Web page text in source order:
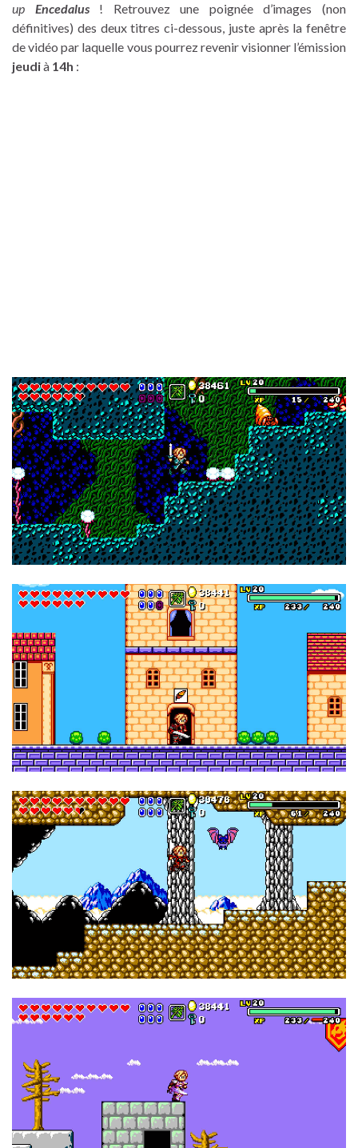
up Encedalus! Retrouvez une poignée d’images (non
définitives) des deux titres ci-dessous, juste après la fenêtre
de vidéo par laquelle vous pourrez revenir visionner l’émission
jeudià 14h :